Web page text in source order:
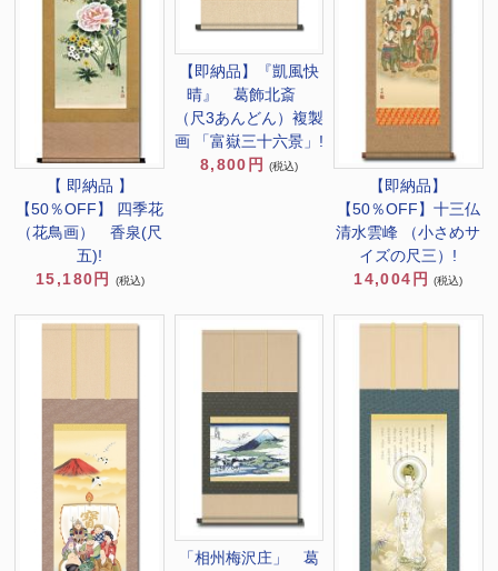
【 即納品 】
【50％OFF】 四季花
（花鳥画） 香泉(尺
五)!
15,180円
(税込)
【即納品】『凱風快
晴』 葛飾北斎
（尺3あんどん）複製
画 「富嶽三十六景」!
8,800円
(税込)
【即納品】
【50％OFF】十三仏
清水雲峰 （小さめサ
イズの尺三）!
14,004円
(税込)
「相州梅沢庄」 葛